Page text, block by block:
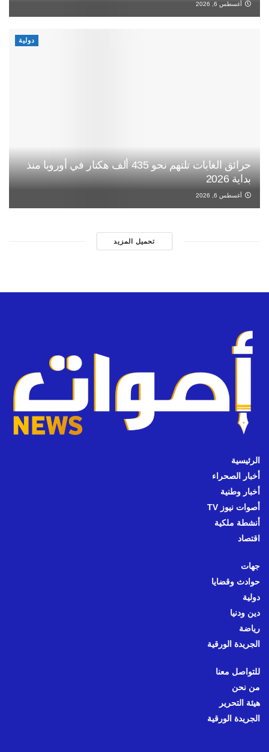
أغسطس 6, 2026
دولية
حرائق الغابات تلتهم نحو 435 ألف هكتار في أوروبا منذ
بداية 2026
أغسطس 6, 2026
تحميل المزيد
الرئيسية
أخبار الصحراء
أخبار وطنية
أصوات نيوز TV
أنشطة ملكية
اقتصاد
جهات
حوادث وقضايا
دولية
دين ودنيا
رياضة
الجريدة الورقية
للتواصل معنا
من نحن
هيئة التحرير
الجريدة الورقية